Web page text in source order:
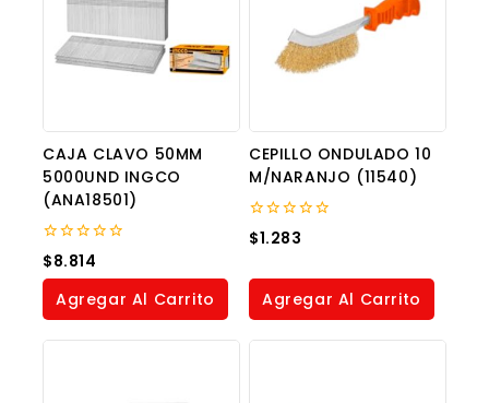
CAJA CLAVO 50MM
5000UND INGCO
(ANA18501)
0
out
of
$8.814
Agregar Al Carrito
CEPILLO ONDULADO 10
M/NARANJO (11540)
0
out
5
$1.283
Agregar Al Carrito